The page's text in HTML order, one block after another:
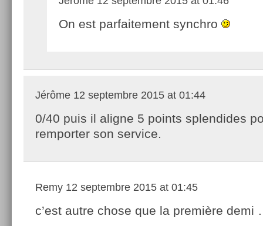
On est parfaitement synchro
Jérôme 12 septembre 2015 at 01:44
0/40 puis il aligne 5 points splendides
remporter son service.
Remy 12 septembre 2015 at 01:45
c’est autre chose que la première demi